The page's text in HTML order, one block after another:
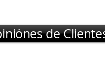
de